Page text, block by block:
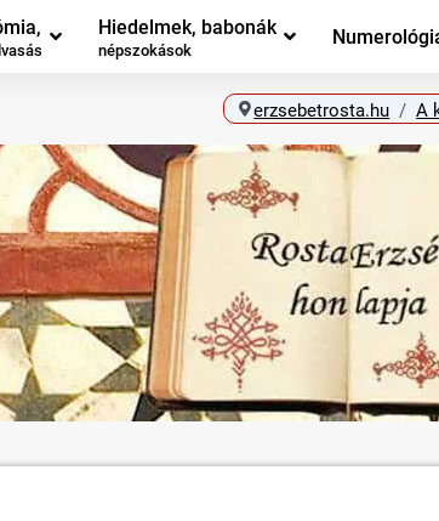
Hiedelmek, babonák
népszokások
erzsebetrosta.hu A